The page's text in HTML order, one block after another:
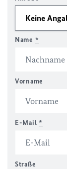
Name *
Vorname
E-Mail *
Straße